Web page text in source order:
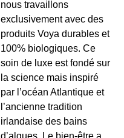
nous travaillons
exclusivement avec des
produits Voya durables et
100% biologiques. Ce
soin de luxe est fondé sur
la science mais inspiré
par l’océan Atlantique et
l’ancienne tradition
irlandaise des bains